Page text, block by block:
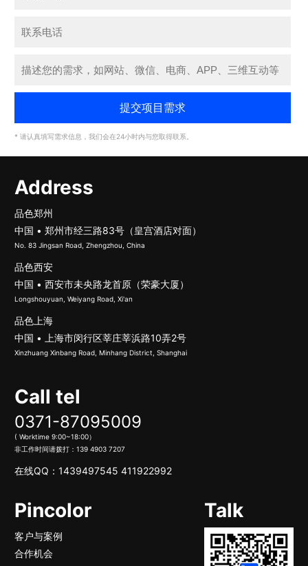
* 请认真填写需求信息，我们会在24小时内与您取得联系。
Address
品色郑州
中国 • 郑州市经三路83号（皇宫酒店对面）
No. 83 Jingsan Road, Zhengzhou, China
品色西安
中国 • 西安市未央路龙首原（荣豪大厦）
Longshouyuan, Weiyang Road, Xi'an
品色上海
中国 • 上海市闵行区莘庄莘浜路10弄2号
Xinzhuang Xinbang Road, Minhang District, Shanghai
Call tel
0371-87095009
( Worktime 9:00~18:00）
非工作时间请拨打：139 4903 7207
在线QQ：1439497545 411922992
Pincolor
客户与案例
合作机会
Talk